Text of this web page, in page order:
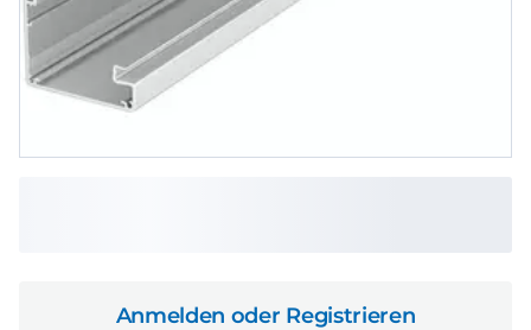
Anmelden oder Registrieren